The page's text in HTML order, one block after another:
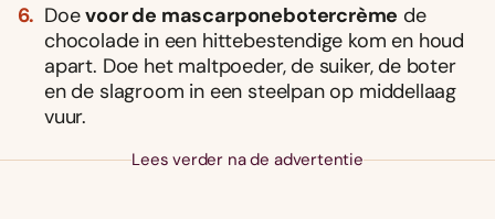
Doevoor de mascarponebotercrème de
chocolade in een hittebestendige kom en houd
apart. Doe het maltpoeder, de suiker, de boter
en de slagroom in een steelpan op middellaag
vuur.
Lees verder na de advertentie